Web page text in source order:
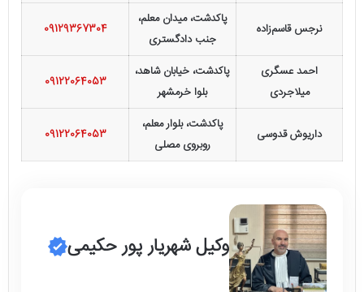
نرجس قاسم‌زاده
پاکدشت، میدان معلم،
جنب دادگستری
09129367304
احمد عسگری
میلاجردی
پاکدشت، خیابان شاهد،
بلوا خرمشهر
09122064053
داریوش قدوسی
پاکدشت، بلوار معلم،
روبروی مصلی
09122064053
وکیل شهریار پور حکیمی